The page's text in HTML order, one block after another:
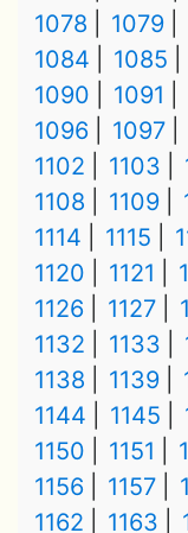
1078
1079
1084
1085
1090
1091
1096
1097
1102
1103
1108
1109
1114
1115
1120
1121
1126
1127
1132
1133
1138
1139
1144
1145
1150
1151
1156
1157
1162
1163